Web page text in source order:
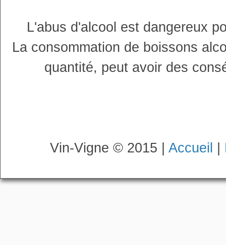
L'abus d'alcool est dangereux
La consommation de boissons
quantité, peut avoir des
Vin-Vigne © 2015 | Accueil